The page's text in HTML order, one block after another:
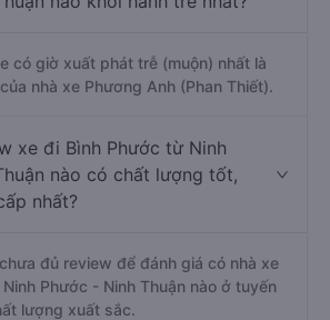
có giờ xuất phát trễ (muộn) nhất là
nhà xe Phương Anh (Phan Thiết).
xe đi Bình Phước từ Ninh
nào có chất lượng tốt,
nhất?
đủ review để đánh giá có nhà xe
Phước - Ninh Thuận nào ở tuyến
lượng xuất sắc.